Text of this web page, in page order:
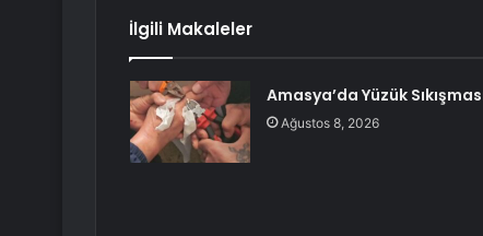
İlgili Makaleler
Amasya’da Yüzük
Ağustos 8, 2026